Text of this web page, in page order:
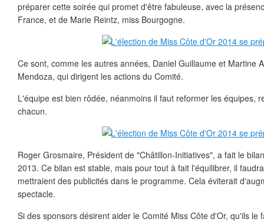
préparer cette soirée qui promet d'être fabuleuse, avec la
France, et de Marie Reintz, miss Bourgogne.
Ce sont, comme les autres années, Daniel Guillaume et Martine
Mendoza, qui dirigent les actions du Comité.
L'équipe est bien rôdée, néanmoins il faut reformer les équipes,
chacun.
Roger Grosmaire, Président de "Châtillon-Initiatives", a fait le
2013. Ce bilan est stable, mais pour tout à fait l'équilibrer, il
mettraient des publicités dans le programme. Cela éviterait
spectacle.
Si des sponsors désirent aider le Comité Miss Côte d'Or, qu'ils le